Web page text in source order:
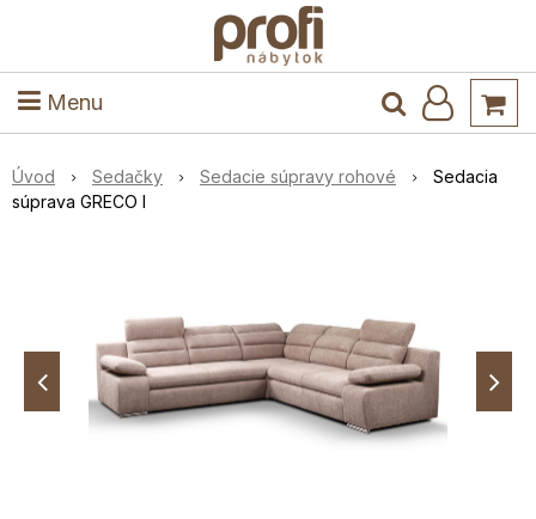
Menu
Kuchyňa a jedáleň
Úvod Sedačky Sedacie súpravy rohové
Sedacia
súprava GRECO I